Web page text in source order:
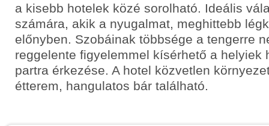
a kisebb hotelek közé sorolható. Ideális
számára, akik a nyugalmat, meghittebb
előnyben. Szobáinak többsége a tengerre
reggelente figyelemmel kísérhető a helyiek
partra érkezése. A hotel közvetlen
étterem, hangulatos bár található.